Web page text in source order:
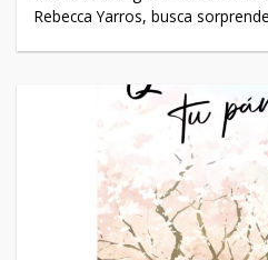
Rebecca Yarros, busca